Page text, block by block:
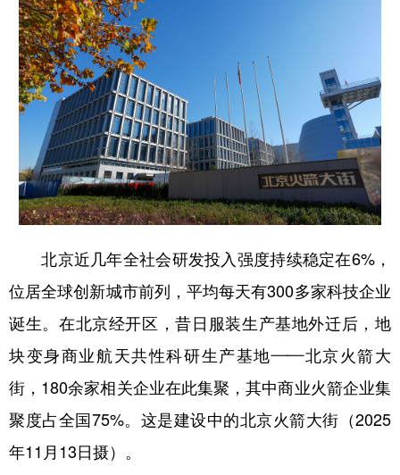
北京近几年全社会研发投入强度持续稳定在6%，
位居全球创新城市前列，平均每天有300多家科技企业
诞生。在北京经开区，昔日服装生产基地外迁后，地
块变身商业航天共性科研生产基地——北京火箭大
街，180余家相关企业在此集聚，其中商业火箭企业集
聚度占全国75%。这是建设中的北京火箭大街（2025
年11月13日摄）。